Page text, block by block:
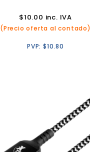
$10.00 inc. IVA
(Precio oferta al contado)
PVP:$10.80